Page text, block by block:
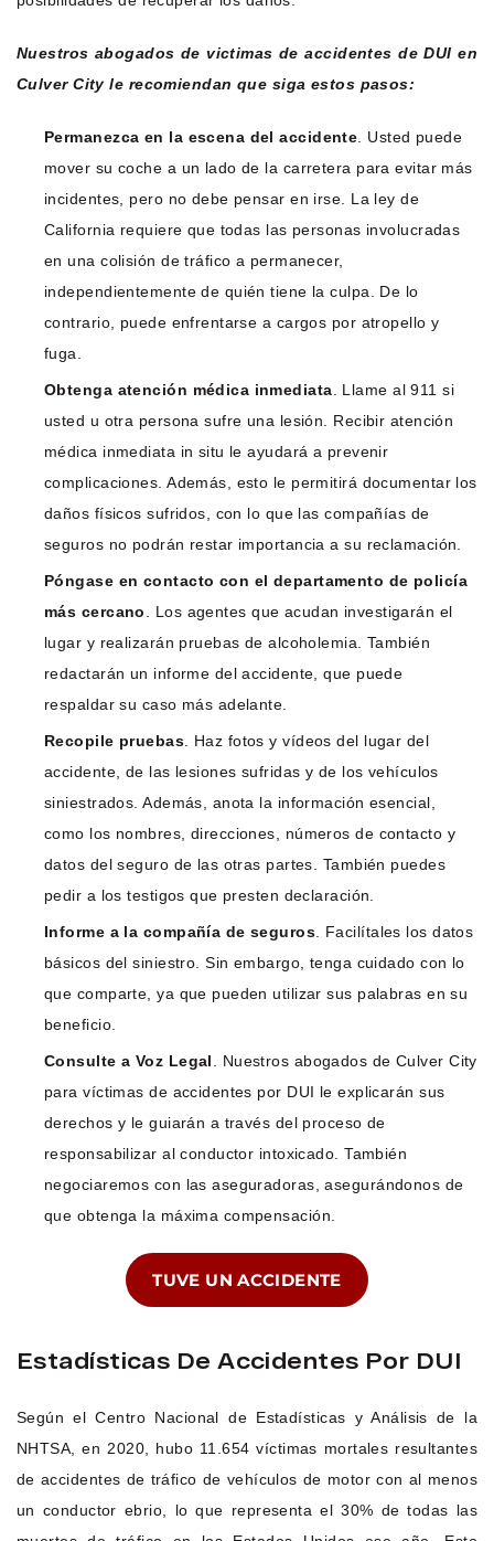
Nuestros abogados de victimas de accidentes de DUI en
Culver City le recomiendan que siga estos pasos:
Permanezca en la escena del accidente. Usted puede
mover su coche a un lado de la carretera para evitar más
incidentes, pero no debe pensar en irse. La ley de
California requiere que todas las personas involucradas
en una colisión de tráfico a permanecer,
independientemente de quién tiene la culpa. De lo
contrario, puede enfrentarse a cargos por atropello y
fuga.
Obtenga atención médica inmediata. Llame al 911 si
usted u otra persona sufre una lesión. Recibir atención
médica inmediata in situ le ayudará a prevenir
complicaciones. Además, esto le permitirá documentar los
daños físicos sufridos, con lo que las compañías de
seguros no podrán restar importancia a su reclamación.
Póngase en contacto con el departamento de policía
más cercano. Los agentes que acudan investigarán el
lugar y realizarán pruebas de alcoholemia. También
redactarán un informe del accidente, que puede
respaldar su caso más adelante.
Recopile pruebas. Haz fotos y vídeos del lugar del
accidente, de las lesiones sufridas y de los vehículos
siniestrados. Además, anota la información esencial,
como los nombres, direcciones, números de contacto y
datos del seguro de las otras partes. También puedes
pedir a los testigos que presten declaración.
Informe a la compañía de seguros. Facilítales los datos
básicos del siniestro. Sin embargo, tenga cuidado con lo
que comparte, ya que pueden utilizar sus palabras en su
beneficio.
Consulte a Voz Legal. Nuestros abogados de Culver City
para víctimas de accidentes por DUI le explicarán sus
derechos y le guiarán a través del proceso de
responsabilizar al conductor intoxicado. También
negociaremos con las aseguradoras, asegurándonos de
que obtenga la máxima compensación.
TUVE UN ACCIDENTE
Estadísticas De Accidentes Por DUI
Según el Centro Nacional de Estadísticas y Análisis de la
NHTSA, en 2020, hubo 11.654 víctimas mortales resultantes
de accidentes de tráfico de vehículos de motor con al menos
un conductor ebrio, lo que representa el 30% de todas las